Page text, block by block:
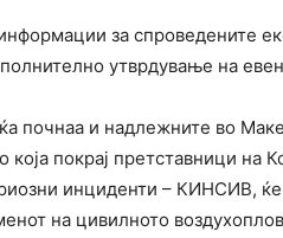
за спроведените
утврдување на
почнаа и надлежните во
покрај претставници на
инциденти – КИНСИВ,
на цивилното